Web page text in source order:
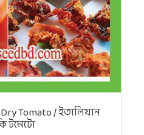
Tomato / ইতালিয়ান
টমেটো